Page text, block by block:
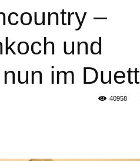
–
und
im Duett
40958